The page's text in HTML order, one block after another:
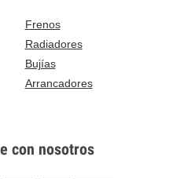
Frenos
Radiadores
Bujías
Arrancadores
con nosotros